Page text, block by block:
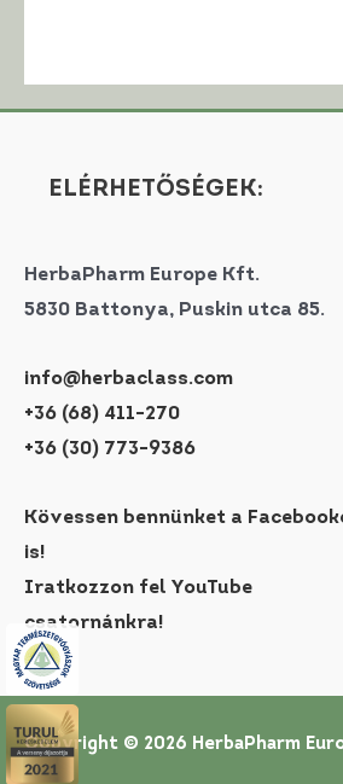
ELÉRHETŐSÉGEK:
HerbaPharm Europe Kft.
5830 Battonya, Puskin utca 85.
info@herbaclass.com
+36 (68) 411-270
+36 (30) 773-9386
Kövessen bennünket a
is!
Iratkozzon fel YouTube
csatornánkra!
Copyright © 2026 HerbaPharm